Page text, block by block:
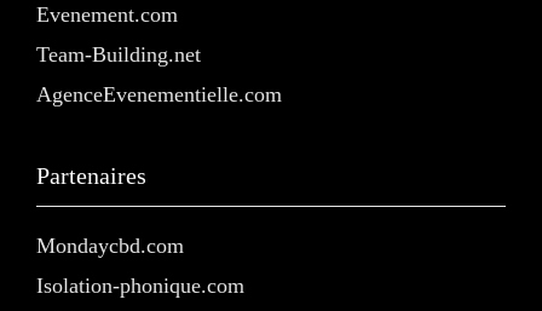
Evenement.com
Team-Building.net
AgenceEvenementielle.com
Partenaires
Mondaycbd.com
Isolation-phonique.com